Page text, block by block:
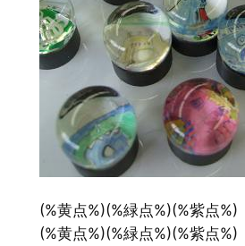
(%黄点%)(%緑点%)(%紫点%)
(%黄点%)(%緑点%)(%紫点%)